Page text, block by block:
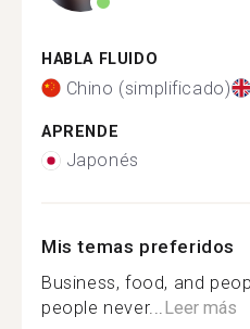
HABLA FLUIDO
Chino (simplificado)
APRENDE
Japonés
Mis temas preferidos
Business, food, and
people never...Leer más